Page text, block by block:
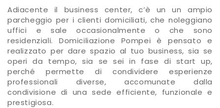
Adiacente il business center, c’è un un ampio
parcheggio per i clienti domiciliati, che noleggiano
uffici e sale occasionalmente o che sono
residenziali. Domiciliazione Pompei è pensato e
realizzato per dare spazio al tuo business, sia se
operi da tempo, sia se sei in fase di start up,
perché permette di condividere esperienze
professionali diverse, accomunate dalla
condivisione di una sede efficiente, funzionale e
prestigiosa.